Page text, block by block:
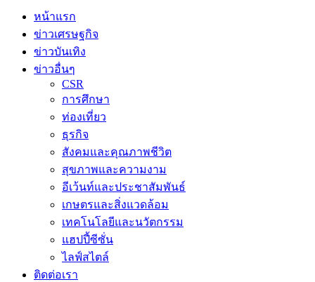
หน้าแรก
ข่าวเศรษฐกิจ
ข่าวบันเทิง
ข่าวอื่นๆ
CSR
การศึกษา
ท่องเที่ยว
ธุรกิจ
สังคมและคุณภาพชีวิต
สุขภาพและความงาม
อีเว้นท์และประชาสัมพันธ์
เกษตรและสิ่งแวดล้อม
เทคโนโลยีและนวัตกรรม
แฮปปี้ซีซั่น
ไลฟ์สไตล์
ติดต่อเรา